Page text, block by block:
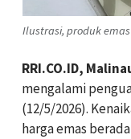
Ilustrasi, produk emas
RRI.CO.ID,
mengalami
(12/5/2026).
harga emas